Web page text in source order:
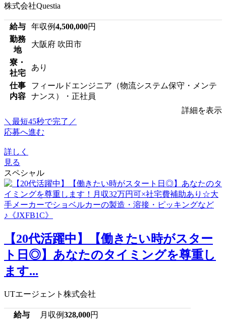
株式会社Questia
給与 年収例4,500,000円
勤務
地
大阪府 吹田市
寮・
社宅
あり
仕事
内容
フィールドエンジニア（物流システム保守・メンテ
ナンス）・正社員
詳細を表示
＼最短45秒で完了／
応募へ進む
詳しく
見る
スペシャル
【20代活躍中】【働きたい時がスター
ト日◎】あなたのタイミングを尊重し
ます...
UTエージェント株式会社
給与 月収例328,000円